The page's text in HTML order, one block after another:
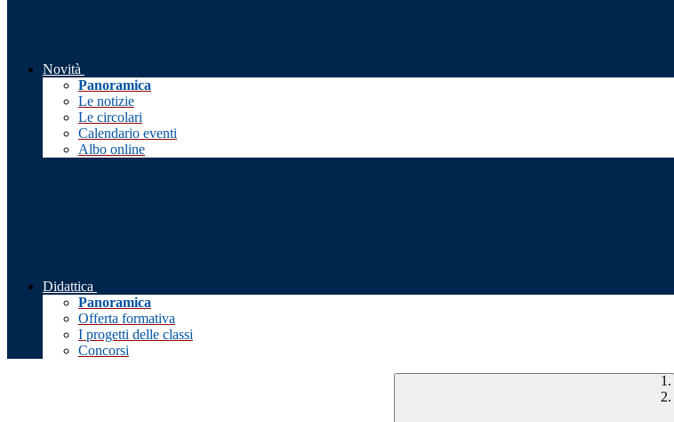
Novità
Panoramica
Le notizie
Le circolari
Calendario eventi
Albo online
Didattica
Panoramica
Offerta formativa
I progetti delle classi
Concorsi